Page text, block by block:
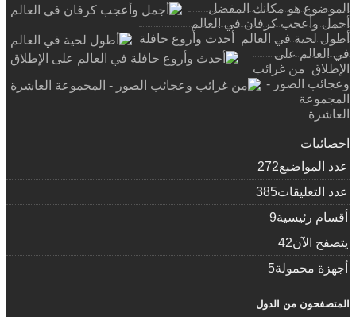
الموضوع هو مكانك المفضل
أجمل وأعجب كرفان في العالم
أطول لحية في العالم
أحدث وأروع حافلة
في العالم على
الإطلاق من غرائب
وعجائب الصور -
المجموعة
العاشرة
المفضل من
غرائب وعجائب
الصور - الموجوعة الخامسة صور لخصراوات وفواكه جميلة
ومضحكة حمامه على
جنايحها لفظ الجلالة وإسم النبي عليه الصلاة والسلام
ينحف فشاهد
طفل من غرائب وعجائب
الصور -
الموجوعة
الخامسة أغرب عشر
حقائق مدهشة عن
الفراعنه حوادث
سير متنوعة
بعضها مروع بعضها مضحك
شربه
اصنع بطارية
كهربائية بكل
احصائيات
عدد المواضيع272
عدد التعليقات385
أقسام رئيسية9
يتصفح الآن42
أجهزة محمولة5
المتصفحون من الدول